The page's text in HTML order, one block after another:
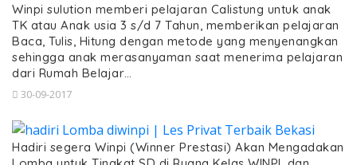
Winpi sulution memberi pelajaran Calistung untuk anak
TK atau Anak usia 3 s/d 7 Tahun, memberikan pelajaran
Baca, Tulis, Hitung dengan metode yang menyenangkan
sehingga anak merasanyaman saat menerima pelajaran
dari Rumah Belajar…
30-09-2017
Hadiri segera Winpi (Winner Prestasi) Akan Mengadakan